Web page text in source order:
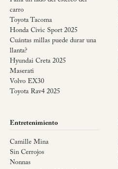
carro
Toyota Tacoma
Honda Civic Sport 2025
Cuántas millas puede durar una
llanta?
Hyundai Creta 2025
Maserati
Volvo EX30
Toyota Rav4 2025
Entretenimiento
Camille Mina
Sin Cerrojos
Nonnas